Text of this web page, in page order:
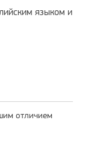
языком и
отличием